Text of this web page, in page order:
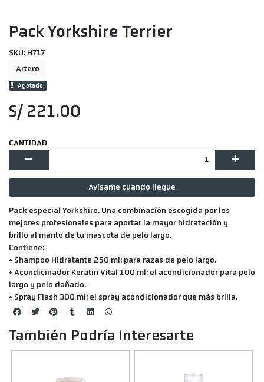
Pack Yorkshire Terrier
SKU: H717
Artero
Agotado.
S/ 221.00
CANTIDAD
Avísame cuando llegue
Pack especial Yorkshire. Una combinación escogida por los
mejores profesionales para aportar la mayor hidratación y
brillo al manto de tu mascota de pelo largo.
Contiene:
• Shampoo Hidratante 250 ml: para razas de pelo largo.
• Acondicinador Keratin Vital 100 ml: el acondicionador para pelo
largo y pelo dañado.
• Spray Flash 300 ml: el spray acondicionador que más brilla.
También Podría Interesarte